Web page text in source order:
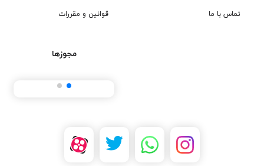
تماس با ما قوانین و مقررات
مجوزها